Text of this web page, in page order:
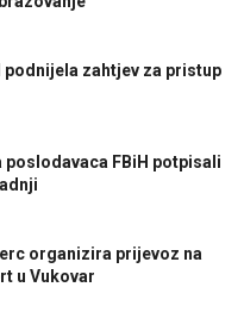
podnijela zahtjev za pristup
poslodavaca FBiH potpisali
organizira prijevoz na
u Vukovar